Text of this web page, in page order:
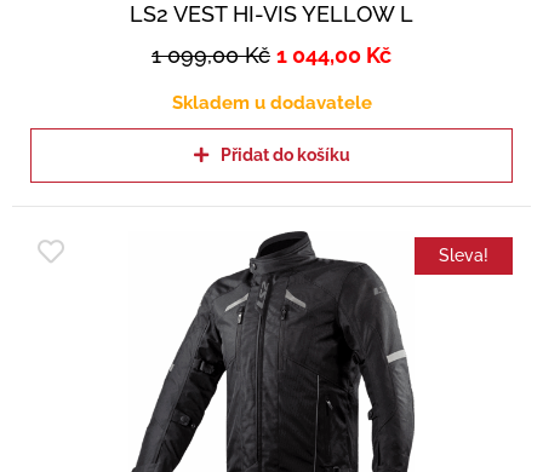
LS2 VEST HI-VIS YELLOW L
1 099,00Kč 1 044,00 Kč
Skladem u dodavatele
Přidat do košíku
Sleva!